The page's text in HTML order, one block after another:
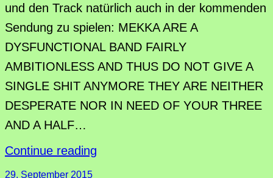
und den Track natürlich auch in der kommenden
Sendung zu spielen: MEKKA ARE A
DYSFUNCTIONAL BAND FAIRLY
AMBITIONLESS AND THUS DO NOT GIVE A
SINGLE SHIT ANYMORE THEY ARE NEITHER
DESPERATE NOR IN NEED OF YOUR THREE
AND A HALF…
Continue reading
29. September 2015